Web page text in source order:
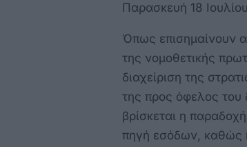
Παρασκευή 18
Όπως επισημαίνουν
της νομοθετικής
διαχείριση της
της προς όφελος του
βρίσκεται η
πηγή εσόδων, καθώς